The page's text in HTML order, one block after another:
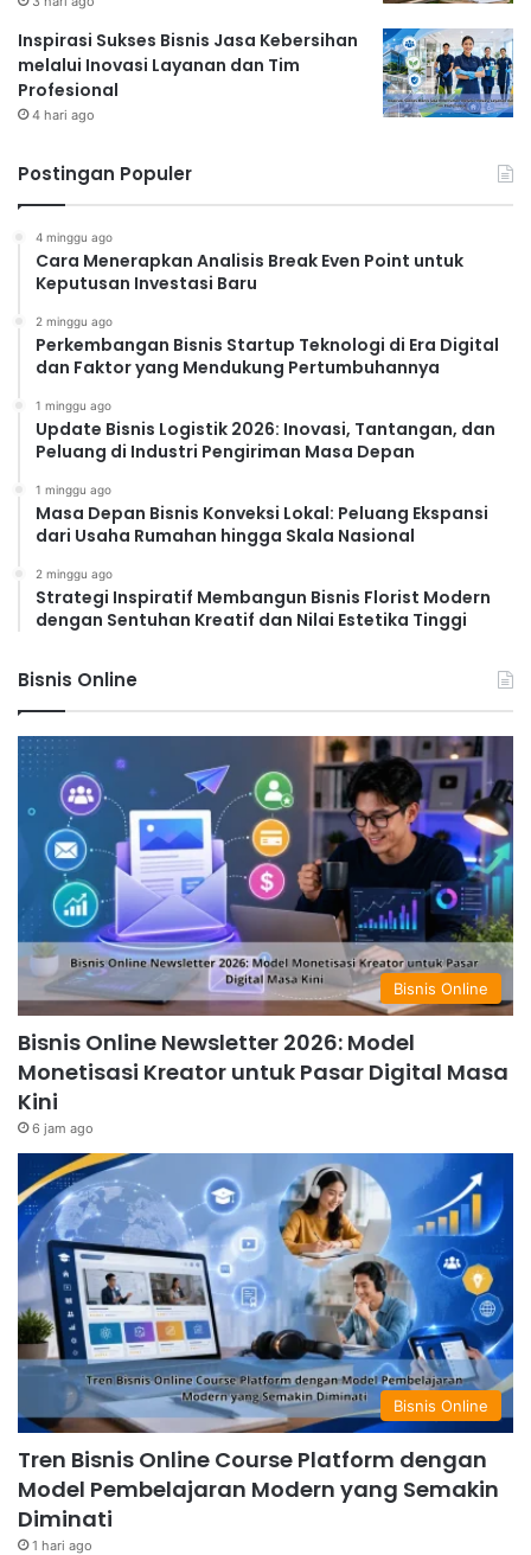
Inspirasi Sukses Bisnis Jasa Kebersihan
melalui Inovasi Layanan dan Tim
Profesional
4 hari ago
Postingan Populer
4 minggu ago
Cara Menerapkan Analisis Break Even Point untuk
Keputusan Investasi Baru
2 minggu ago
Perkembangan Bisnis Startup Teknologi di Era Digital
dan Faktor yang Mendukung Pertumbuhannya
1 minggu ago
Update Bisnis Logistik 2026: Inovasi, Tantangan, dan
Peluang di Industri Pengiriman Masa Depan
1 minggu ago
Masa Depan Bisnis Konveksi Lokal: Peluang Ekspansi
dari Usaha Rumahan hingga Skala Nasional
2 minggu ago
Strategi Inspiratif Membangun Bisnis Florist Modern
dengan Sentuhan Kreatif dan Nilai Estetika Tinggi
Bisnis Online
Bisnis Online
Bisnis Online Newsletter 2026: Model
Monetisasi Kreator untuk Pasar Digital Masa
Kini
6 jam ago
Bisnis Online
Tren Bisnis Online Course Platform dengan
Model Pembelajaran Modern yang Semakin
Diminati
1 hari ago